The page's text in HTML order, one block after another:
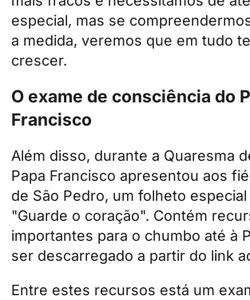
especial, mas se
a medida, veremos que em tudo
crescer.
O exame de consciência do
Francisco
Além disso, durante a Quaresma
Papa Francisco apresentou aos
de São Pedro, um folheto
"Guarde o coração". Contém
importantes para o chumbo até à
ser descarregado a partir do link
Entre estes recursos está um